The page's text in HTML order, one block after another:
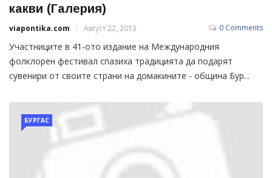
какви (Галерия)
viapontika.com Август 22, 2013 0 Comments
Участниците в 41-ото издание на Международния
фолклорен фестивал спазиха традицията да подарят
сувенири от своите страни на домакините - община Бур...
БУРГАС